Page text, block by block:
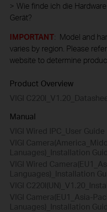
> Wie finde ich die
Gerät?
IMPORTANT: Model and
varies by region. Please
website to determine
Product Overview
VIGI
Manual
VIGI Wired IPC_User Guide
VIGI
Lanuages)_Installation
VIGI Wired
Languages)_Installation
VIGI
VIGI Camera(EU1_Asia-
Lanuages)_Installation